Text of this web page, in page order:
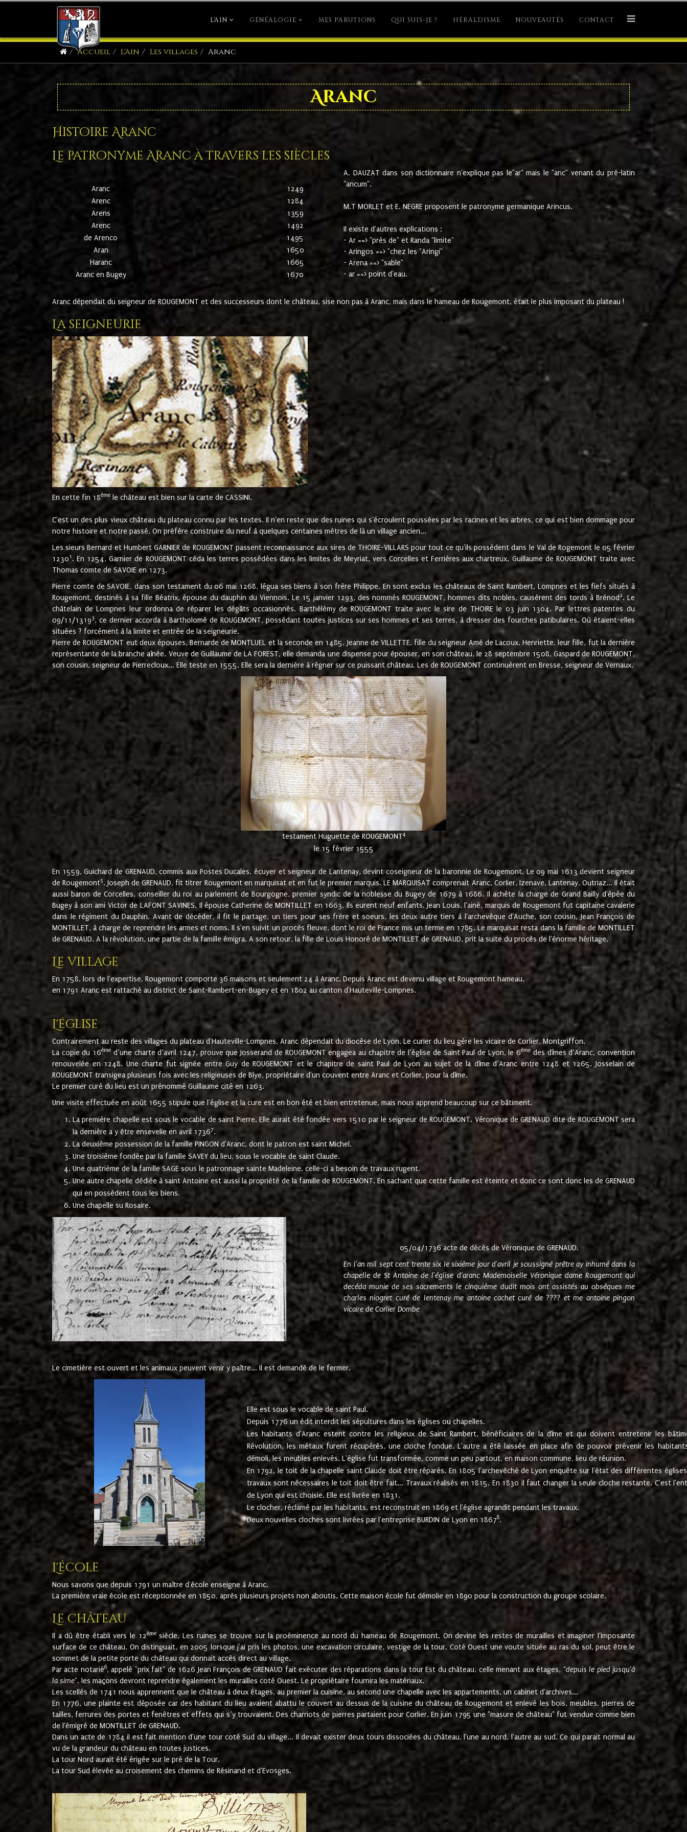
L'AIN GÉNÉALOGIE MES PARUTIONS QUI SUIS-JE ? HÉRALDISME NOUVEAUTÉS CONTACT
Accueil L'Ain Les villages Aranc
Aranc
Histoire Aranc
Le patronyme Aranc à travers les siècles
Aranc
1249
Arenc
1284
Arens
1359
Arenc
1492
de Arenco
1495
Aran
1650
Haranc
1665
Aranc en Bugey
1670
A. DAUZAT dans son dictionnaire n'explique pas le"ar" mais le "anc" venant du pré-latin
"ancum".
M.T MORLET et E. NEGRE proposent le patronyme germanique Arincus.
Il existe d'autres explications :
- Ar ==> "près de" et Randa "limite"
- Aringos ==> "chez les "Aringi"
- Arena ==> "sable"
- ar ==> point d'eau.
Aranc dépendait du seigneur de ROUGEMONT et des successeurs dont le château, sise non pas à Aranc, mais dans le hameau de Rougemont, était le plus imposant du plateau !
La seigneurie
En cette fin 18ème le château est bien sur la carte de CASSINI.
C'est un des plus vieux château du plateau connu par les textes. Il n'en reste que des ruines qui s'écroulent poussées par les racines et les arbres, ce qui est bien dommage pour
notre histoire et notre passé. On préfère construire du neuf à quelques centaines mètres de là un village ancien...
Les sieurs Bernard et Humbert GARNIER de ROUGEMONT passent reconnaissance aux sires de THOIRE-VILLARS pour tout ce qu'ils possèdent dans le Val de Rogemont le 05 février
12301 . En 1254, Garnier de ROUGEMONT céda les terres possédées dans les limites de Meyriat, vers Corcelles et Ferrières aux chartreux. Guillaume de ROUGEMONT traite avec
Thomas comte de SAVOIE en 1273.
Pierre comte de SAVOIE, dans son testament du 06 mai 1268, légua ses biens à son frère Philippe. En sont exclus les châteaux de Saint Rambert, Lompnes et les fiefs situés à
Rougemont, destinés à sa fille Béatrix, épouse du dauphin du Viennois. Le 15 janvier 1293, des nommés ROUGEMONT, hommes dits nobles, causèrent des tords à Brénod 2. Le
châtelain de Lompnes leur ordonna de réparer les dégâts occasionnés. Barthélémy de ROUGEMONT traite avec le sire de THOIRE le 03 juin 1304. Par lettres patentes du
09/11/13193, ce dernier accorda à Bartholomé de ROUGEMONT, possédant toutes justices sur ses hommes et ses terres, à dresser des fourches patibulaires. Où étaient-elles
situées ? forcément à la limite et entrée de la seigneurie.
Pierre de ROUGEMONT eut deux épouses, Bernarde de MONTLUEL et la seconde en 1485, Jeanne de VILLETTE, fille du seigneur Amé de Lacoux. Henriette, leur fille, fut la dernière
représentante de la branche aînée. Veuve de Guillaume de LA FOREST, elle demanda une dispense pour épouser, en son château, le 28 septembre 1508, Gaspard de ROUGEMONT,
son cousin, seigneur de Pierrecloux... Elle teste en 1555. Elle sera la dernière à régner sur ce puissant château. Les de ROUGEMONT continuèrent en Bresse, seigneur de Vernaux.
testament Huguette de ROUGEMONT4
le 15 février 1555
En 1559, Guichard de GRENAUD, commis aux Postes Ducales, écuyer et seigneur de Lantenay, devint coseigneur de la baronnie de Rougemont. Le 09 mai 1613 devient seigneur
de Rougemont5. Joseph de GRENAUD, fit titrer Rougemont en marquisat et en fut le premier marquis. LE MARQUISAT comprenait Aranc, Corlier, Izenave, Lantenay, Outriaz... Il était
aussi baron de Corcelles, conseiller du roi au parlement de Bourgogne, premier syndic de la noblesse du Bugey de 1679 à 1686. Il achète la charge de Grand Bailly d'épée du
Bugey à son ami Victor de LAFONT SAVINES. Il épouse Catherine de MONTILLET en 1663. Ils eurent neuf enfants. Jean Louis, l'ainé, marquis de Rougemont fut capitaine cavalerie
dans le régiment du Dauphin. Avant de décéder, il fit le partage, un tiers pour ses frère et soeurs, les deux autre tiers à l'archevêque d'Auche, son cousin, Jean François de
MONTILLET, à charge de reprendre les armes et noms. Il s'en suivit un procès fleuve, dont le roi de France mis un terme en 1785. Le marquisat resta dans la famille de MONTILLET
de GRENAUD. A la révolution, une partie de la famille émigra. A son retour, la fille de Louis Honoré de MONTILLET de GRENAUD, prit la suite du procès de l'énorme héritage.
Le village
En 1758, lors de l'expertise, Rougemont comporte 36 maisons et seulement 24 à Aranc. Depuis Aranc est devenu village et Rougemont hameau.
en 1791 Aranc est rattaché au district de Saint-Rambert-en-Bugey et en 1802 au canton d'Hauteville-Lompnes.
L'église
Contrairement au reste des villages du plateau d'Hauteville-Lompnes, Aranc dépendait du diocèse de Lyon. Le curier du lieu gère les vicaire de Corlier, Montgriffon.
La copie du 16ème d’une charte d’avril 1247, prouve que Josserand de ROUGEMONT engagea au chapitre de l’église de Saint Paul de Lyon, le 6ème des dîmes d’Aranc, convention
renouvelée en 1248. Une charte fut signée entre Guy de ROUGEMONT et le chapitre de saint Paul de Lyon au sujet de la dîme d’Aranc entre 1248 et 1265. Josselain de
ROUGEMONT transigea plusieurs fois avec les religieuses de Blye, propriétaire d'un couvent entre Aranc et Corlier, pour la dîme.
Le premier curé du lieu est un prénommé Guillaume cité en 1263.
Une visite effectuée en août 1655 stipule que l'église et la cure est en bon été et bien entretenue, mais nous apprend beaucoup sur ce bâtiment.
La première chapelle est sous le vocable de saint Pierre. Elle aurait été fondée vers 1510 par le seigneur de ROUGEMONT. Véronique de GRENAUD dite de ROUGEMONT sera
la dernière a y être ensevelie en avril 17367.
La deuxième possession de la famille PINGON d'Aranc, dont le patron est saint Michel.
Une troisième fondée par la famille SAVEY du lieu, sous le vocable de saint Claude.
Une quatrième de la famille SAGE sous le patronnage sainte Madeleine. celle-ci a besoin de travaux rugent.
Une autre chapelle dédiée à saint Antoine est aussi la propriété de la famille de ROUGEMONT. En sachant que cette famille est éteinte et donc ce sont donc les de GRENAUD
qui en possèdent tous les biens.
Une chapelle su Rosaire.
05/04/1736 acte de décès de Véronique de GRENAUD.
En l'an mil sept cent trente six le sixième jour d'avril je soussigné prêtre ay inhumé dans la
chapelle de St Antoine de l'église d'aranc Mademoiselle Véronique dame Rougemont qui
decéda munie de ses sacrements le cinquième dudit mois ont assistés au obsèques me
charles niogret curé de lentenay me antoine cachet curé de ???? et me antoine pingon
vicaire de Corlier Dombe
Le cimetière est ouvert et les animaux peuvent venir y paître... Il est demandé de le fermer.
Elle est sous le vocable de saint Paul.
Depuis 1776 un édit interdit les sépultures dans les églises ou chapelles.
Les habitants d'Aranc estent contre les religieux de Saint Rambert, bénéficiaires de la dîme et qui doivent entretenir les
Révolution, les métaux furent récupérés, une cloche fondue. L'autre a été laissée en place afin de pouvoir prévenir les
démoli, les meubles enlevés. L'église fut transformée, comme un peu partout, en maison commune, lieu de réunion.
En 1792, le toit de la chapelle saint Claude doit être réparés. En 1805 l'archevêché de Lyon enquête sur l'état des différentes
travaux sont nécessaires le toit doit être fait... Travaux réalisés en 1815. En 1830 il faut changer la seule cloche restante. C'est
de Lyon qui est choisie. Elle est livrée en 1831.
Le clocher, réclamé par les habitants, est reconstruit en 1869 et l'église agrandit pendant les travaux.
Deux nouvelles cloches sont livrées par l'entreprise BURDIN de Lyon en 18678.
L'école
Nous savons que depuis 1791 un maître d'école enseigne à Aranc.
La première vraie école est réceptionnée en 1850, après plusieurs projets non aboutis. Cette maison école fut démolie en 1890 pour la construction du groupe scolaire.
Le château
Il a dû être établi vers le 12èmesiècle. Les ruines se trouve sur la proéminence au nord du hameau de Rougemont. On devine les restes de murailles et imaginer l'imposante
surface de ce château. On distinguait, en 2005 lorsque j'ai pris les photos, une excavation circulaire, vestige de la tour. Coté Ouest une voute située au ras du sol, peut être le
sommet de la petite porte du château qui donnait accès direct au village.
Par acte notarié6, appelé "prix fait" de 1626 Jean François de GRENAUD fait exécuter des réparations dans la tour Est du château, celle menant aux étages, "depuis le pied jusqu'à
la sime". les maçons devront reprendre également les murailles coté Ouest. Le propriétaire fournira les matériaux.
Les scellés de 1741 nous apprennent que le château à deux étages, au premier la cuisine, au second une chapelle avec les appartements, un cabinet d'archives...
En 1776, une plainte est déposée car des habitant du lieu avaient abattu le couvert au dessus de la cuisine du château de Rougemont et enlevé les bois, meubles, pierres de
tailles, ferrures des portes et fenêtres et effets qui s’y trouvaient. Des charriots de pierres partaient pour Corlier. En juin 1795 une "masure de château" fut vendue comme bien
de l'émigré de MONTILLET de GRENAUD.
Dans un acte de 1784 il est fait mention d'une tour coté Sud du village... Il devait exister deux tours dissociées du château, l'une au nord, l'autre au sud. Ce qui parait normal au
vu de la grandeur du château en toutes justices.
La tour Nord aurait été érigée sur le pré de la Tour.
La tour Sud élevée au croisement des chemins de Résinand et d'Evosges.